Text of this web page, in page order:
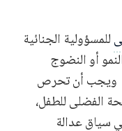
للمسؤولية الجنائية
أو النضوج
ويجب أن تحرص
الفضلى للطفل،
سياق عدالة